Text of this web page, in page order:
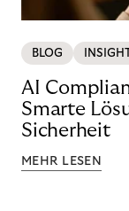
BLOG
AI
Smarte
Sicherheit
MEHR LESEN